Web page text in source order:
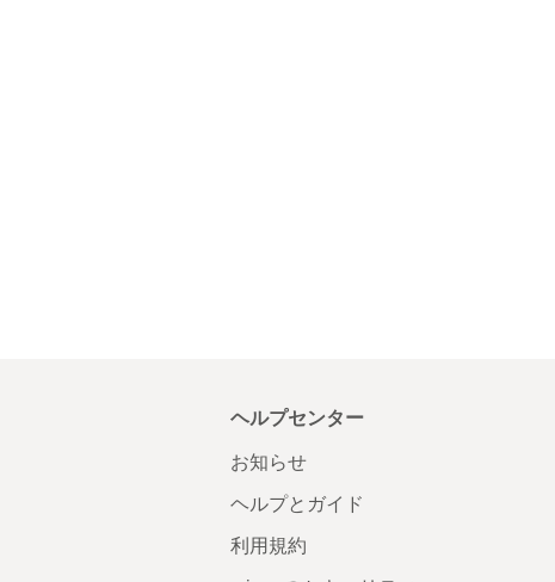
ヘルプセンター
お知らせ
ヘルプとガイド
利用規約